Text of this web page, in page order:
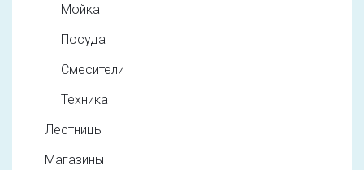
Мойка
Посуда
Смесители
Техника
Лестницы
Магазины